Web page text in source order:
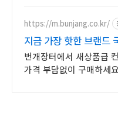
https://m.bunjang.co.kr/
지금 가장 핫한 브랜드
브랜드 중고거래
번개장터에서 새상품급
가격 부담없이 구매하세